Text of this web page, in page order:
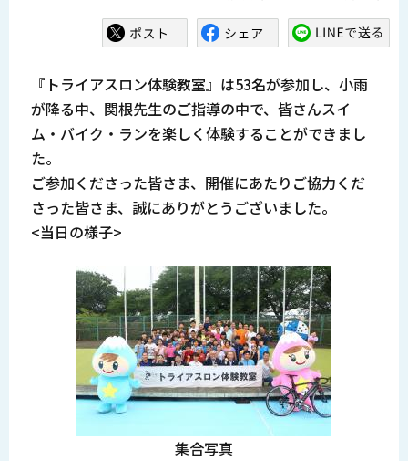
『トライアスロン体験教室』は53名が参加し、小雨
が降る中、関根先生のご指導の中で、皆さんスイ
ム・バイク・ランを楽しく体験することができまし
た。
ご参加くださった皆さま、開催にあたりご協力くだ
さった皆さま、誠にありがとうございました。
<当日の様子>
集合写真